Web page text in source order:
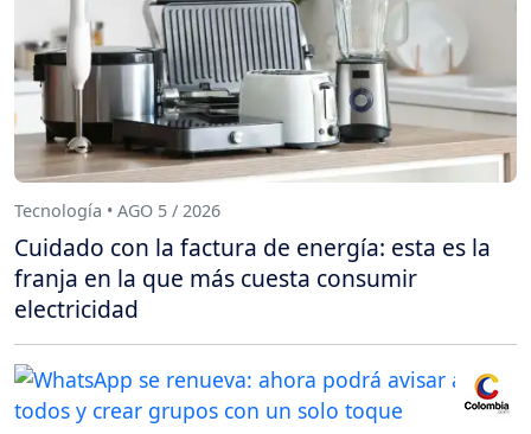
Tecnología • AGO 5 / 2026
Cuidado con la factura de energía: esta es la
franja en la que más cuesta consumir
electricidad